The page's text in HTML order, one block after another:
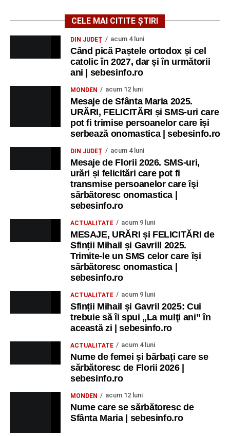
CELE MAI CITITE ȘTIRI
DIN JUDEȚ acum 4 luni
Când pică Paștele ortodox și cel
catolic în 2027, dar și în următorii
ani | sebesinfo.ro
MONDEN acum 12 luni
Mesaje de Sfânta Maria 2025.
URĂRI, FELICITĂRI și SMS-uri care
pot fi trimise persoanelor care își
serbează onomastica | sebesinfo.ro
DIN JUDEȚ acum 4 luni
Mesaje de Florii 2026. SMS-uri,
urări și felicitări care pot fi
transmise persoanelor care îşi
sărbătoresc onomastica |
sebesinfo.ro
ACTUALITATE acum 9 luni
MESAJE, URĂRI și FELICITĂRI de
Sfinții Mihail și Gavrill 2025.
Trimite-le un SMS celor care își
sărbătoresc onomastica |
sebesinfo.ro
ACTUALITATE acum 9 luni
Sfinții Mihail și Gavril 2025: Cui
trebuie să îi spui „La mulţi ani” în
această zi | sebesinfo.ro
ACTUALITATE acum 4 luni
Nume de femei și bărbați care se
sărbătoresc de Florii 2026 |
sebesinfo.ro
MONDEN acum 12 luni
Nume care se sărbătoresc de
Sfânta Maria | sebesinfo.ro